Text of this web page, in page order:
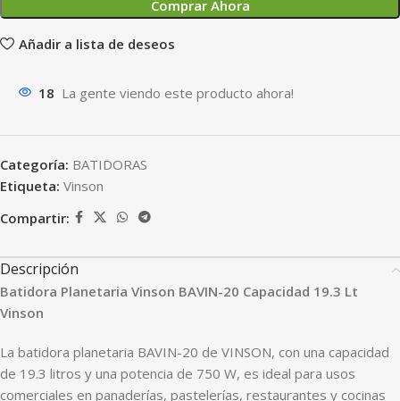
Comprar Ahora
Añadir a lista de deseos
18 La gente viendo este producto ahora!
Categoría: BATIDORAS
Etiqueta: Vinson
Compartir:
Descripción
Batidora Planetaria Vinson BAVIN-20 Capacidad 19.3 Lt
Vinson
La batidora planetaria BAVIN-20 de VINSON, con una capacidad
de 19.3 litros y una potencia de 750 W, es ideal para usos
comerciales en panaderías, pastelerías, restaurantes y cocinas